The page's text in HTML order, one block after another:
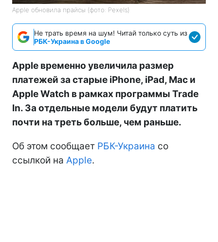
Apple обновила прайсы (фото: Pexels)
Не трать время на шум! Читай только суть из
РБК-Украина в Google
Apple временно увеличила размер
платежей за старые iPhone, iPad, Mac и
Apple Watch в рамках программы Trade
In. За отдельные модели будут платить
почти на треть больше, чем раньше.
Об этом сообщает РБК-Украина со
ссылкой на Apple.